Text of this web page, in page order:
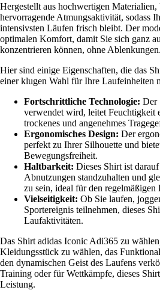
Hergestellt aus hochwertigen Materialien,
hervorragende Atmungsaktivität, sodass
intensivsten Läufen frisch bleibt. Der
optimalen Komfort, damit Sie sich ganz
konzentrieren können, ohne Ablenkungen.
Hier sind einige Eigenschaften, die das
einer klugen Wahl für Ihre Laufeinheiten
Fortschrittliche Technologie: Der
verwendet wird, leitet Feuchtigkeit
trockenes und angenehmes
Ergonomisches Design: Der
perfekt zu Ihrer Silhouette und
Bewegungsfreiheit.
Haltbarkeit: Dieses Shirt ist
Abnutzungen standzuhalten und
zu sein, ideal für den regelmäßigen
Vielseitigkeit: Ob Sie laufen,
Sportereignis teilnehmen, dieses
Laufaktivitäten.
Das Shirt adidas Iconic Adi365 zu
Kleidungsstück zu wählen, das
den dynamischen Geist des Laufens
Training oder für Wettkämpfe, dieses
Leistung.